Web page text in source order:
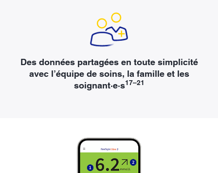
Des données partagées en toute simplicité
avec l’équipe de soins, la famille et les
soignant·e·s17–21